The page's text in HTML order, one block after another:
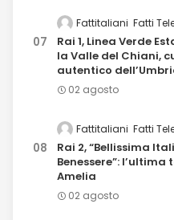
Fattitaliani Fatti
Rai 1, Linea Verde
la Valle del Chiani,
autentico
02 agosto
Fattitaliani Fatti
Rai 2, “Bellissima
Benessere”: l’ultima
Amelia
02 agosto